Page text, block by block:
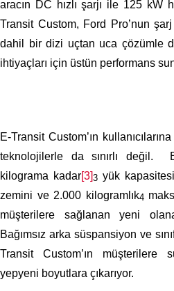
aracın DC hızlı şarjı ile 125 kW
Transit Custom, Ford Pro’nun
dahil bir dizi uçtan uca çözümle
ihtiyaçları için üstün performans
E-Transit Custom’ın
teknolojilerle da sınırlı değil.
kilograma kadar[3]3 yük
zemini ve 2.000 kilogramlık4
müşterilere sağlanan yeni
Bağımsız arka süspansiyon ve
Transit Custom’ın müşterilere
yepyeni boyutlara çıkarıyor.